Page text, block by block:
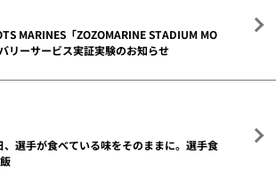
MARINES「ZOZOMARINE STADIUM MO
リーサービス実証実験のお知らせ
、選手が食べている味をそのままに。選手食